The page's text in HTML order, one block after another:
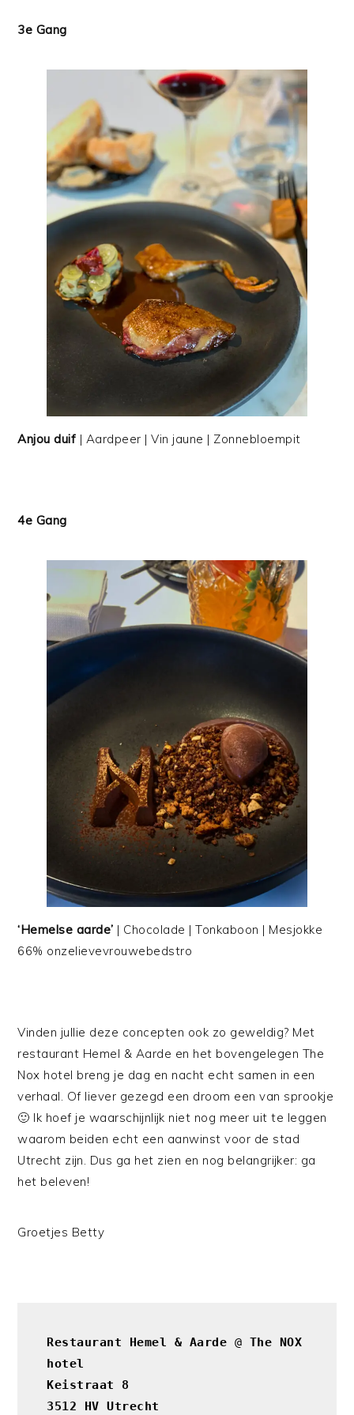
3e Gang
Anjou duif | Aardpeer | Vin jaune | Zonnebloempit
4e Gang
‘Hemelse aarde’ | Chocolade | Tonkaboon | Mesjokke
66% onzelievevrouwebedstro
Vinden jullie deze concepten ook zo geweldig? Met
restaurant Hemel & Aarde en het bovengelegen The
Nox hotel breng je dag en nacht echt samen in een
verhaal. Of liever gezegd een droom een van sprookje
🙂 Ik hoef je waarschijnlijk niet nog meer uit te leggen
waarom beiden echt een aanwinst voor de stad
Utrecht zijn. Dus ga het zien en nog belangrijker: ga
het beleven!
Groetjes Betty
Restaurant Hemel & Aarde @ The NOX
hotel
Keistraat 8
3512 HV Utrecht